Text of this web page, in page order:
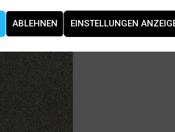
ABLEHNEN EINSTELLUNGEN